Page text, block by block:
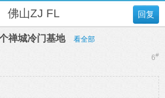
回复
佛山ZJ FL
禅城冷门基地 看全部
6#